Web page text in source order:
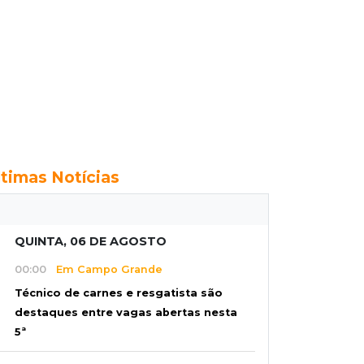
Notícias
QUINTA, 06 DE AGOSTO
00:00 Em Campo Grande
Técnico de carnes e resgatista são
destaques entre vagas abertas nesta
5ª